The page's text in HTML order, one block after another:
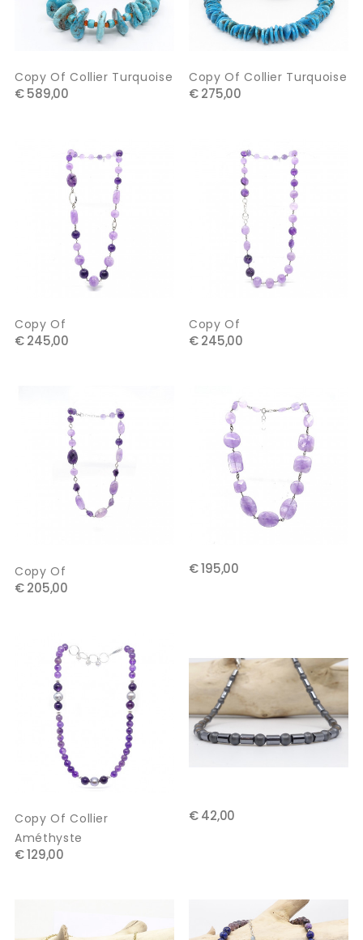
Copy Of Collier Turquoise
€ 589,00
Copy Of Collier Turquoise
€ 275,00
Copy Of
€ 245,00
Copy Of
€ 245,00
Copy Of
€ 205,00
€ 195,00
Copy Of Collier
Améthyste
€ 129,00
€ 42,00